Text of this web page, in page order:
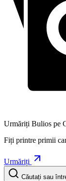
Urmăriți Bulios pe
Fiți printre primii
Urmăriți
Căutați sau